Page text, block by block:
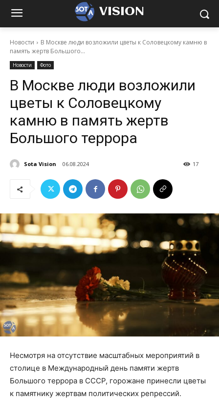
VISION
Новости
В Москве люди возложили цветы к Соловецкому камню в
память жертв Большого...
Новости Фото
В Москве люди возложили
цветы к Соловецкому
камню в память жертв
Большого террора
Sota Vision 06.08.2024 17
Несмотря на отсутствие масштабных мероприятий в
столице в Международный день памяти жертв
Большого террора в СССР, горожане принесли цветы
к памятнику жертвам политических репрессий.